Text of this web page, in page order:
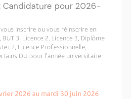
Candidature pour 2026-
inscrire ou vous réinscrire en
BUT 3, Licence 2, Licence 3, Diplôme
2, Licence Professionnelle,
DU pour l'année universitaire
2026 au mardi 30 juin 2026